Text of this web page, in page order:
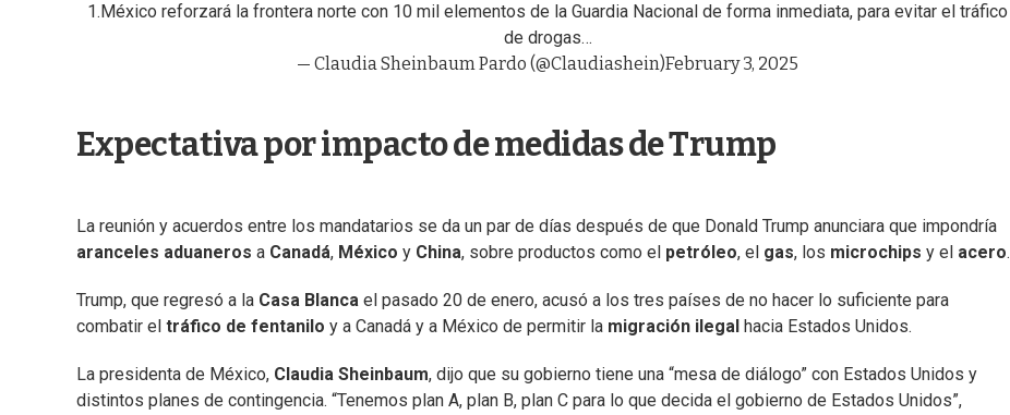
1.México reforzará la frontera norte con 10 mil elementos de la Guardia Nacional de forma inmediata, para evitar el tráfico
de drogas…
— Claudia Sheinbaum Pardo (@Claudiashein)February 3, 2025
Expectativa por impacto de medidas de Trump
La reunión y acuerdos entre los mandatarios se da un par de días después de que Donald Trump anunciara que impondría
aranceles aduaneros a Canadá, México y China, sobre productos como el petróleo, el gas, los microchips y el acero.
Trump, que regresó a la Casa Blanca el pasado 20 de enero, acusó a los tres países de no hacer lo suficiente para
combatir el tráfico de fentanilo y a Canadá y a México de permitir la migración ilegal hacia Estados Unidos.
La presidenta de México, Claudia Sheinbaum, dijo que su gobierno tiene una “mesa de diálogo” con Estados Unidos y
distintos planes de contingencia. “Tenemos plan A, plan B, plan C para lo que decida el gobierno de Estados Unidos”,